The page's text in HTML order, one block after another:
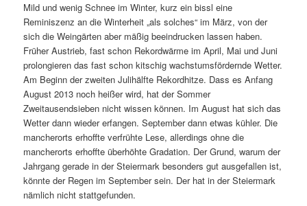
Mild und wenig Schnee im Winter, kurz ein bissl eine
Reminiszenz an die Winterheit „als solches“ im März, von der
sich die Weingärten aber mäßig beeindrucken lassen haben.
Früher Austrieb, fast schon Rekordwärme im April, Mai und Juni
prolongieren das fast schon kitschig wachstumsfördernde Wetter.
Am Beginn der zweiten Julihälfte Rekordhitze. Dass es Anfang
August 2013 noch heißer wird, hat der Sommer
Zweitausendsieben nicht wissen können. Im August hat sich das
Wetter dann wieder erfangen. September dann etwas kühler. Die
mancherorts erhoffte verfrühte Lese, allerdings ohne die
mancherorts erhoffte überhöhte Gradation. Der Grund, warum der
Jahrgang gerade in der Steiermark besonders gut ausgefallen ist,
könnte der Regen im September sein. Der hat in der Steiermark
nämlich nicht stattgefunden.